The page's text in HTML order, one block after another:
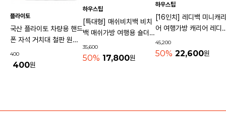
플라이토
국산 플라이토 차량용 핸드
폰 자석 거치대 철판 원형
사각 40mm
400
400원
하우스팁
[특대형] 매쉬비치백 비치
백 매쉬가방 여행용 숄더백
물놀이가방 수영가방 물빠
지는가방
35,600
50% 17,800원
하우스팁
[16인치] 레디백 미니캐리
어 여행가방 캐리어 레디
기내용가방
45,200
50% 22,600원